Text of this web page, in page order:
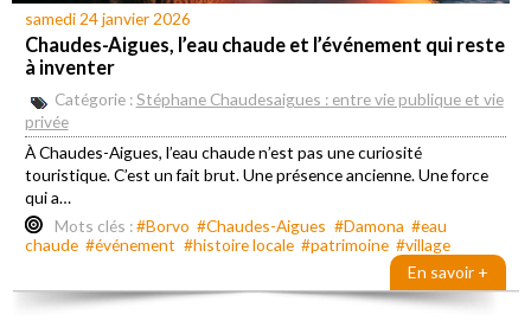
samedi 24 janvier 2026
Chaudes-Aigues, l’eau chaude et l’événement qui reste
à inventer
Catégorie :Stéphane Chaudesaigues : entre vie publique et vie
privée
À Chaudes-Aigues, l’eau chaude n’est pas une curiosité
touristique. C’est un fait brut. Une présence ancienne. Une force
qui a…
Mots clés :#Borvo #Chaudes-Aigues #Damona #eau
chaude #événement #histoire locale #patrimoine #village
En savoir +